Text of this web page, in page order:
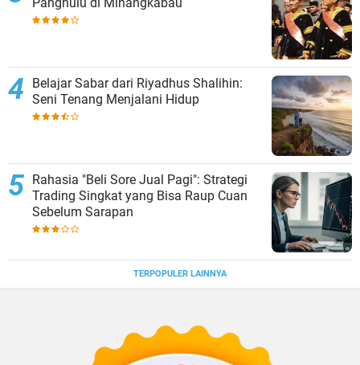
Belajar Sabar dari Riyadhus Shalihin:
Seni Tenang Menjalani Hidup
Rahasia "Beli Sore Jual Pagi": Strategi
Trading Singkat yang Bisa Raup Cuan
Sebelum Sarapan
TERPOPULER LAINNYA